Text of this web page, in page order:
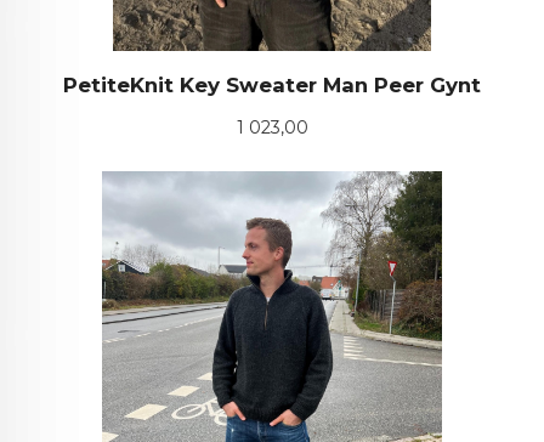
PetiteKnit Key Sweater Man Peer Gynt
Pris
1 023,00